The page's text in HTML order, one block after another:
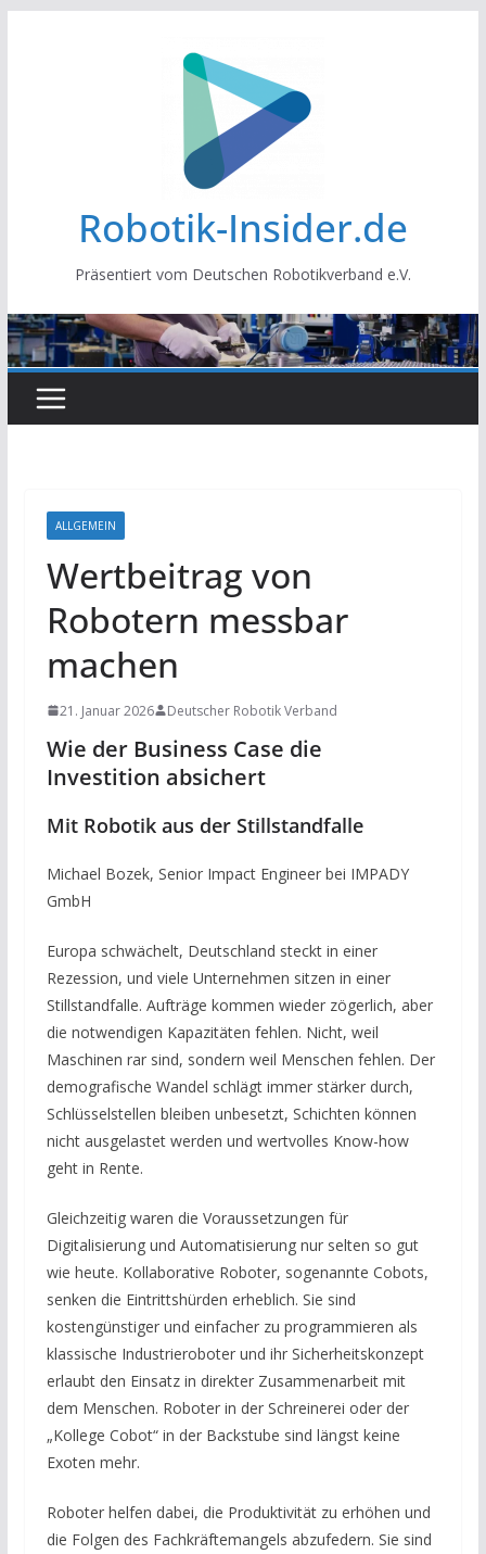
Robotik-Insider.de
Präsentiert vom Deutschen Robotikverband e.V.
ALLGEMEIN
Wertbeitrag von
Robotern messbar
machen
21. Januar 2026 Deutscher Robotik Verband
Wie der Business Case die
Investition absichert
Mit Robotik aus der Stillstandfalle
Michael Bozek, Senior Impact Engineer bei IMPADY
GmbH
Europa schwächelt, Deutschland steckt in einer
Rezession, und viele Unternehmen sitzen in einer
Stillstandfalle. Aufträge kommen wieder zögerlich, aber
die notwendigen Kapazitäten fehlen. Nicht, weil
Maschinen rar sind, sondern weil Menschen fehlen. Der
demografische Wandel schlägt immer stärker durch,
Schlüsselstellen bleiben unbesetzt, Schichten können
nicht ausgelastet werden und wertvolles Know-how
geht in Rente.
Gleichzeitig waren die Voraussetzungen für
Digitalisierung und Automatisierung nur selten so gut
wie heute. Kollaborative Roboter, sogenannte Cobots,
senken die Eintrittshürden erheblich. Sie sind
kostengünstiger und einfacher zu programmieren als
klassische Industrieroboter und ihr Sicherheitskonzept
erlaubt den Einsatz in direkter Zusammenarbeit mit
dem Menschen. Roboter in der Schreinerei oder der
„Kollege Cobot“ in der Backstube sind längst keine
Exoten mehr.
Roboter helfen dabei, die Produktivität zu erhöhen und
die Folgen des Fachkräftemangels abzufedern. Sie sind